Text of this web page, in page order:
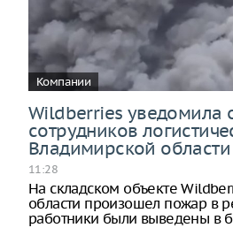
Компании
Wildberries уведомила
сотрудников
Владимирской области
11:28
На складском объекте
области произошел пожар в
работники были выведены в